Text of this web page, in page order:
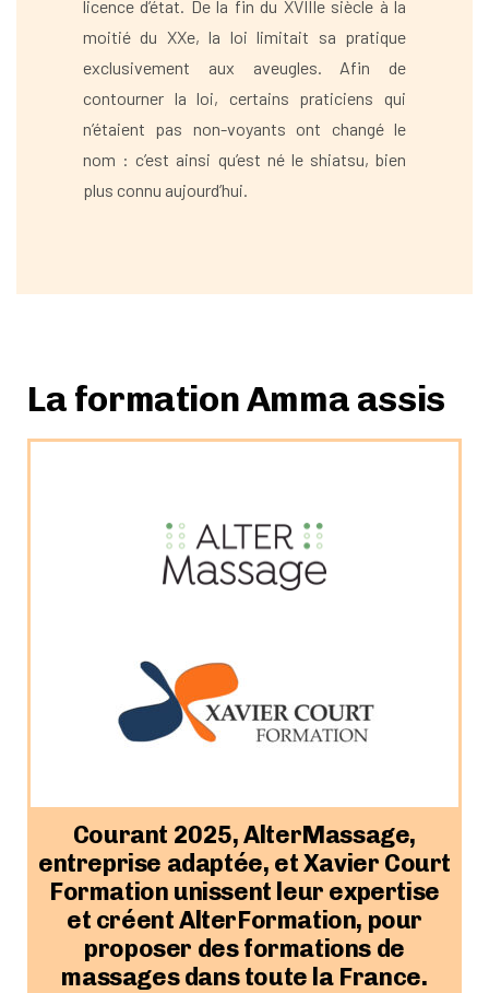
licence d’état. De la fin du XVIIIe siècle à la
moitié du XXe, la loi limitait sa pratique
exclusivement aux aveugles. Afin de
contourner la loi, certains praticiens qui
n’étaient pas non-voyants ont changé le
nom : c’est ainsi qu’est né le shiatsu, bien
plus connu aujourd’hui.
La formation Amma assis
Courant 2025, AlterMassage,
entreprise adaptée, et Xavier Court
Formation unissent leur expertise
et créent AlterFormation, pour
proposer des formations de
massages dans toute la France.